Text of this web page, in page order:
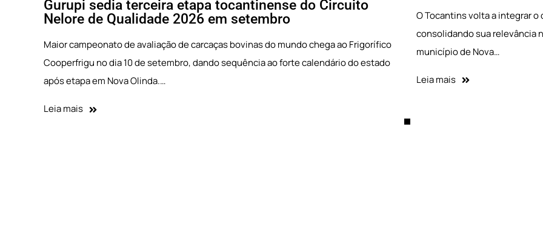
O Tocantins volta a integrar o calendário do Circuito Nelore de Qualidade em 2026,
município de Nova…
Leia mais
Nelore de
Maior campeonato de
após etapa em Nova Olinda.…